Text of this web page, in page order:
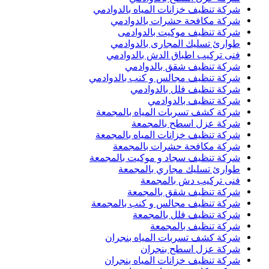
شركة تنظيف خزانات المياه بالدوادمي
شركة مكافحة حشرات بالدوادمي
شركة تنظيف موكيت بالدوادمى
طوارئ تسليك المجارى بالدوادمي
فنى تركيب اطباق الدش بالدوادمي
شركة تنظيف شقق بالدوادمي
شركة تنظيف مجالس و كنب بالدوادمي
شركة تنظيف فلل بالدوادمي
شركة تنظيف بالدوادمي
شركة كشف تسربات المياه بالمجمعة
شركة عزل اسطح بالمجمعة
شركة تنظيف خزانات المياه بالمجمعة
شركة مكافحة حشرات بالمجمعة
شركة تنظيف سجاد و موكيت بالمجمعة
طوارئ تسليك مجاري بالمجمعة
فنى تركيب دش بالمجمعة
شركة تنظيف شقق بالمجمعة
شركة تنظيف مجالس و كنب بالمجمعة
شركة تنظيف فلل بالمجمعة
شركة تنظيف بالمجمعة
شركة كشف تسربات المياه بنجران
شركة عزل اسطح بنجران
شركة تنظيف خزانات المياه بنجران